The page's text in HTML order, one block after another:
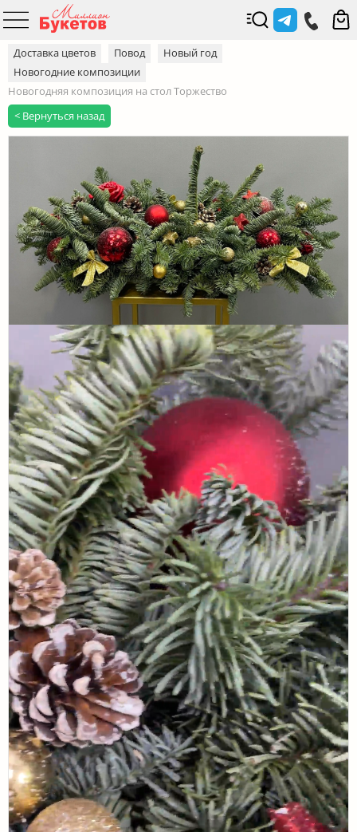
Доставка цветов Повод
Новый год
Новогодние композиции
Новогодняя композиция на стол Торжество
< Вернуться назад